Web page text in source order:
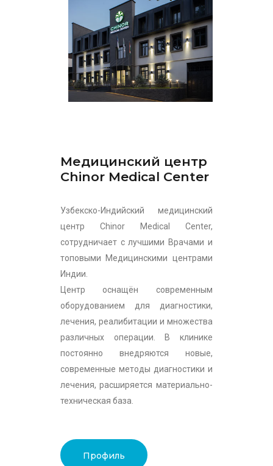
Медицинский центр
Chinor Medical Center
Узбекско-Индийский медицинский
центр Chinor Medical Center,
сотрудничает с лучшими Врачами и
топовыми Медицинскими центрами
Индии.
Центр оснащён современным
оборудованием для диагностики,
лечения, реалибитации и множества
различных операции. В клинике
постоянно внедряются новые,
современные методы диагностики и
лечения, расширяется материально-
техническая база.
Профиль